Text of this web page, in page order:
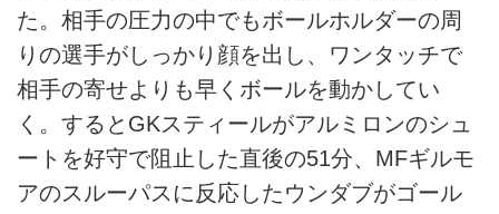
た。相手の圧力の中でもボールホルダーの周
りの選手がしっかり顔を出し、ワンタッチで
相手の寄せよりも早くボールを動かしてい
く。するとGKスティールがアルミロンのシュ
ートを好守で阻止した直後の51分、MFギルモ
アのスルーパスに反応したウンダブがゴール